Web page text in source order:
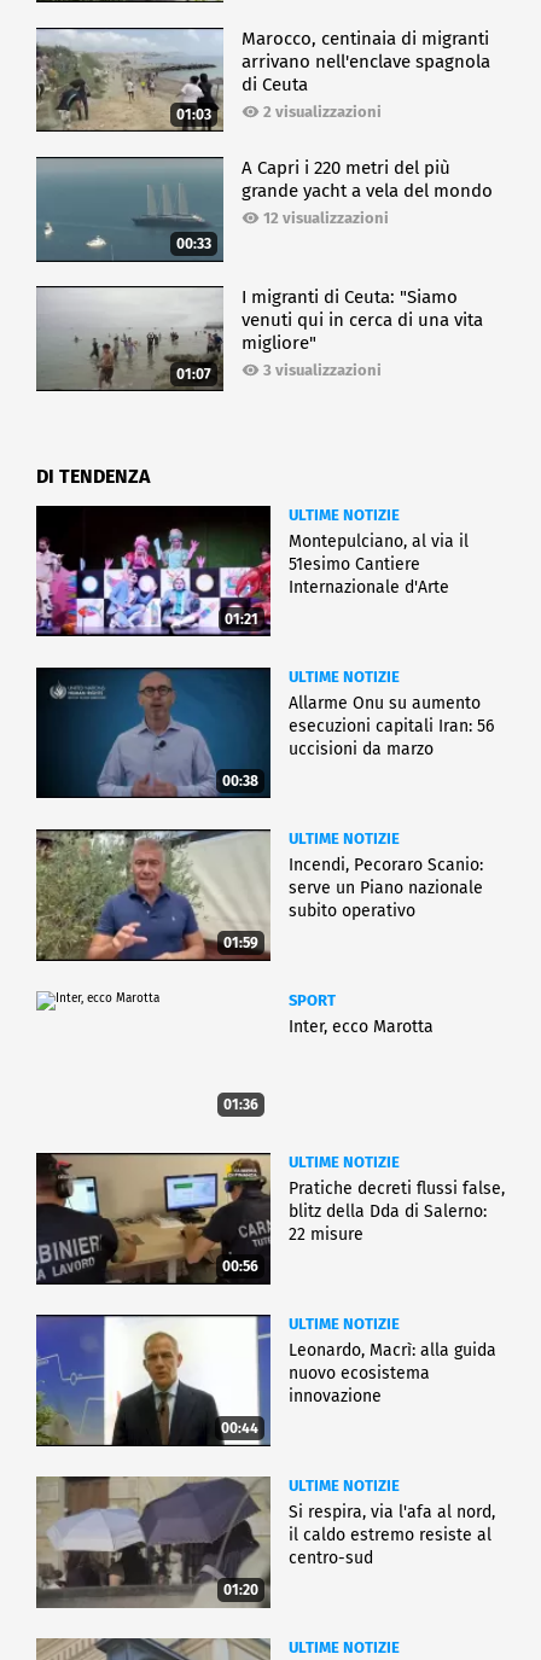
01:03
Marocco, centinaia di migranti
arrivano nell'enclave spagnola
di Ceuta
2 visualizzazioni
00:33
A Capri i 220 metri del più
grande yacht a vela del mondo
12 visualizzazioni
01:07
I migranti di Ceuta: "Siamo
venuti qui in cerca di una vita
migliore"
3 visualizzazioni
DI TENDENZA
01:21
ULTIME NOTIZIE
Montepulciano, al via il
51esimo Cantiere
Internazionale d'Arte
00:38
ULTIME NOTIZIE
Allarme Onu su aumento
esecuzioni capitali Iran: 56
uccisioni da marzo
01:59
ULTIME NOTIZIE
Incendi, Pecoraro Scanio:
serve un Piano nazionale
subito operativo
01:36
SPORT
Inter, ecco Marotta
00:56
ULTIME NOTIZIE
Pratiche decreti flussi false,
blitz della Dda di Salerno:
22 misure
00:44
ULTIME NOTIZIE
Leonardo, Macrì: alla guida
nuovo ecosistema
innovazione
01:20
ULTIME NOTIZIE
Si respira, via l'afa al nord,
il caldo estremo resiste al
centro-sud
ULTIME NOTIZIE